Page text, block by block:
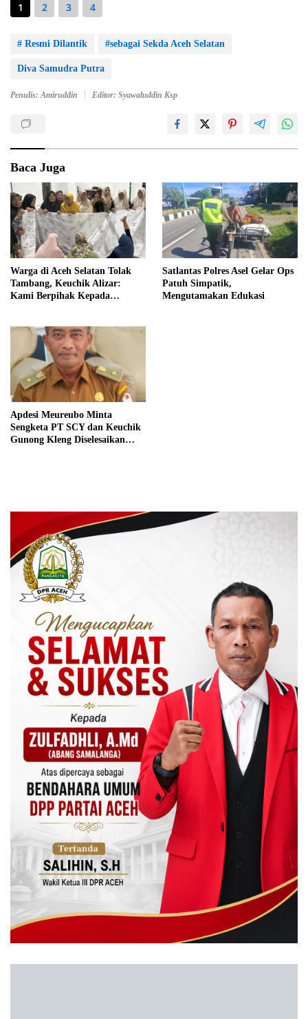
1 2 3 4
# Resmi Dilantik #sebagai Sekda Aceh Selatan
Diva Samudra Putra
Penulis: Amiruddin Editor: Syawaluddin Ksp
Baca Juga
Warga di Aceh Selatan Tolak
Tambang, Keuchik Alizar:
Kami Berpihak Kepada
Satlantas Polres Asel Gelar Ops
Patuh Simpatik,
Mengutamakan Edukasi
Apdesi Meureubo Minta
Sengketa PT SCY dan Keuchik
Gunong Kleng Diselesaikan